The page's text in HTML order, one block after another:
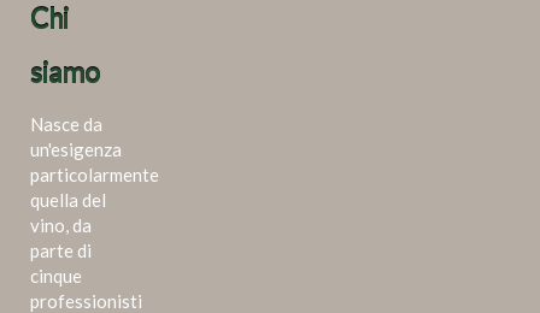
Chi
siamo
Nasce da
un'esigenza
particolarmente
quella del
vino, da
parte di
cinque
professionisti